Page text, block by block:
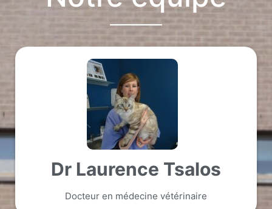
Dr Laurence Tsalos
Docteur en médecine vétérinaire